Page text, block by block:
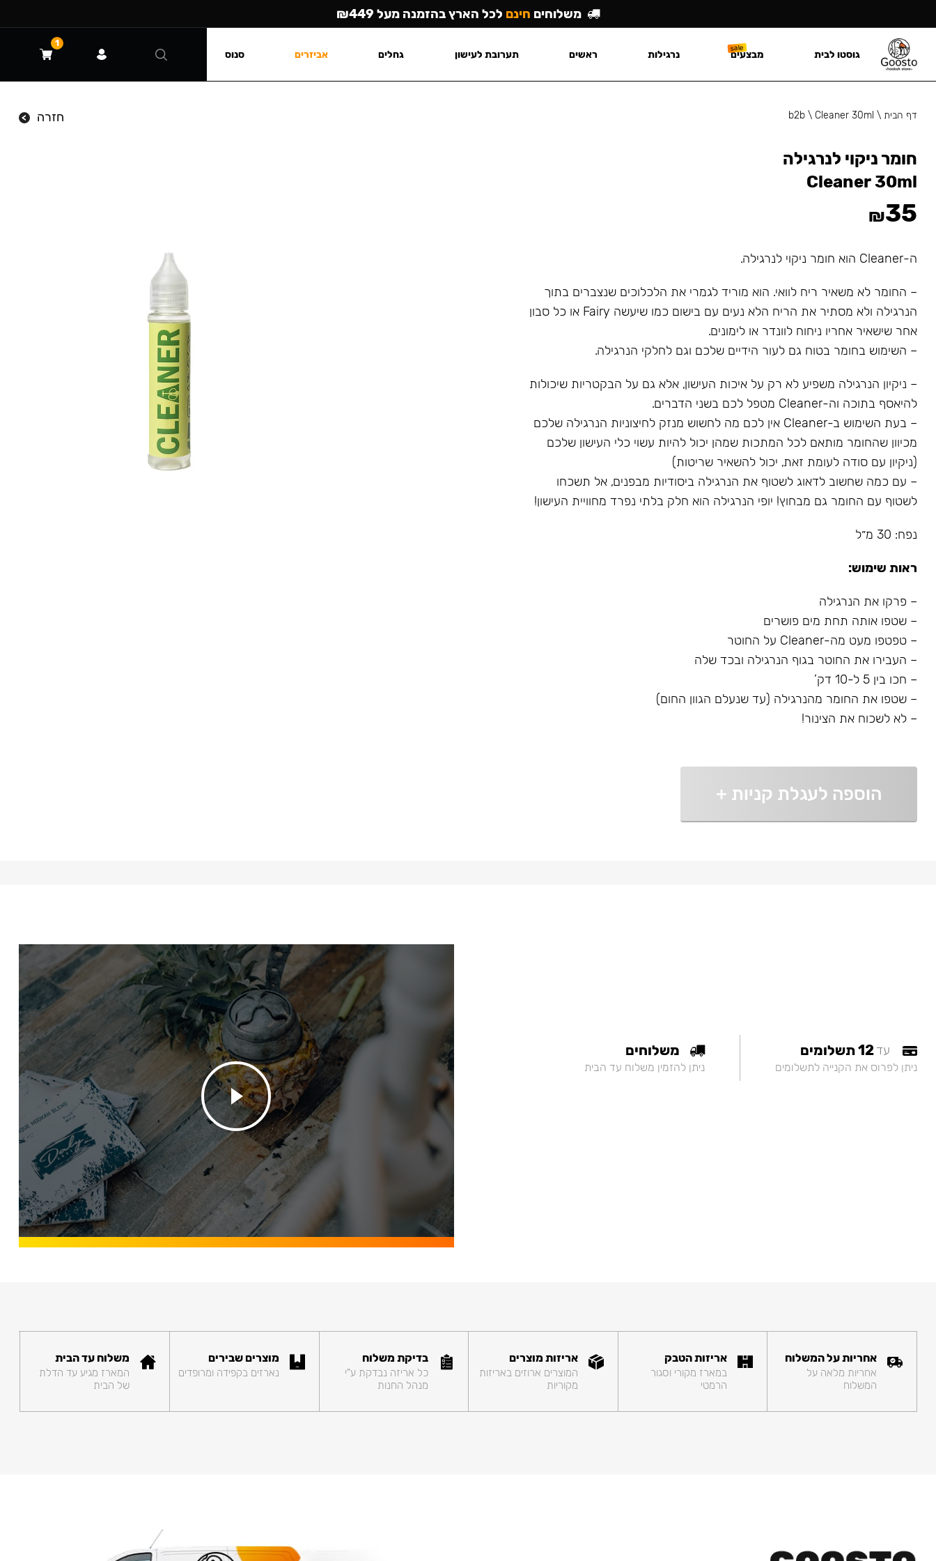
דף הבית\
b2b \Cleaner 30ml חזרה
חומר ניקוי לנרגילה
Cleaner 30ml
₪35
ה-Cleaner הוא חומר ניקוי לנרגילה.
– החומר לא משאיר ריח לוואי. הוא מוריד לגמרי את הלכלוכים שנצברים בתוך
הנרגילה ולא מסתיר את הריח הלא נעים עם בישום כמו שיעשה Fairy או כל סבון
אחר שישאיר אחריו ניחוח לוונדר או לימונים.
– השימוש בחומר בטוח גם לעור הידיים שלכם וגם לחלקי הנרגילה.
– ניקיון הנרגילה משפיע לא רק על איכות העישון, אלא גם על הבקטריות שיכולות
להיאסף בתוכה וה-Cleaner מטפל לכם בשני הדברים.
– בעת השימוש ב-Cleaner אין לכם מה לחשוש מנזק לחיצוניות הנרגילה שלכם
מכיוון שהחומר מותאם לכל המתכות שמהן יכול להיות עשוי כלי העישון שלכם
(ניקיון עם סודה לעומת זאת, יכול להשאיר שריטות)
– עם כמה שחשוב לדאוג לשטוף את הנרגילה ביסודיות מבפנים, אל תשכחו
לשטוף עם החומר גם מבחוץ! יופי הנרגילה הוא חלק בלתי נפרד מחוויית העישון!
נפח: 30 מ״ל
ראות שימוש:
– פרקו את הנרגילה
– שטפו אותה תחת מים פושרים
– טפטפו מעט מה-Cleaner על החוטר
– העבירו את החוטר בגוף הנרגילה ובכד שלה
– חכו בין 5 ל-10 דק’
– שטפו את החומר מהנרגילה (עד שנעלם הגוון החום)
– לא לשכוח את הצינור!
הוספה לעגלת קניות +
עד12 תשלומים
ניתן לפרוס את הקנייה לתשלומים
משלוחים
ניתן להזמין משלוח עד הבית
אחריות על המשלוח
אחריות מלאה על
המשלוח
אריזות הטבק
במארז מקורי וסגור
הרמטי
אריזות מוצרים
המוצרים ארוזים באריזות
מקוריות
בדיקת משלוח
כל אריזה נבדקת ע"י
מנהל החנות
מוצרים שבירים
נארזים בקפידה ומרופדים
משלוח עד הבית
המארז מגיע עד הדלת
של הבית
משלוחים חינם לכל הארץ בהזמנה מעל ₪449
גוסטו לבית מבצעים נרגילות ראשים תערובת לעישון גחלים אביזרים סנוס
1